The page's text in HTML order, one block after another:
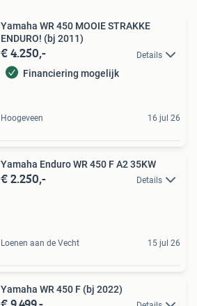
Yamaha WR 450 MOOIE STRAKKE
ENDURO! (bj 2011)
€ 4.250,- Details
Financiering mogelijk
Hoogeveen 16 jul 26
Yamaha Enduro WR 450 F A2 35KW
€ 2.250,- Details
Loenen aan de Vecht 15 jul 26
Yamaha WR 450 F (bj 2022)